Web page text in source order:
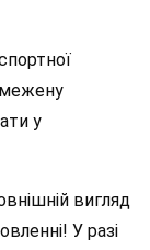
у
вигляд
У разі